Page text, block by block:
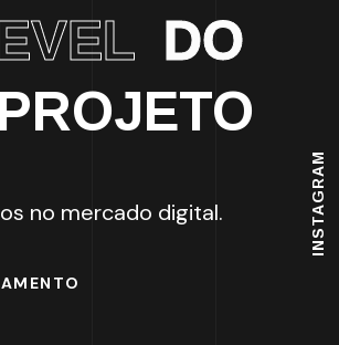
DO
no mercado digital. INSTAGRAM